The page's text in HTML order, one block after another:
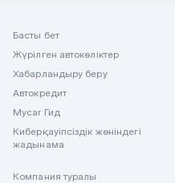
Басты бет
Жүрілген автокөліктер
Хабарландыру беру
Автокредит
Mycar Гид
Киберқауіпсіздік жөніндегі
жадынама
Компания туралы